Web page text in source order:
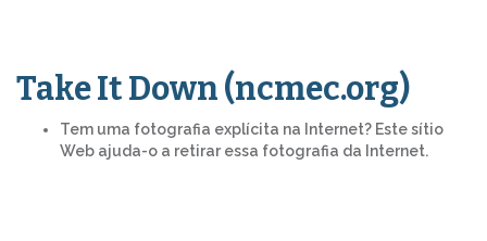
Take It Down (ncmec.org)
Tem uma fotografia explícita na Internet? Este sítio
Web ajuda-o a retirar essa fotografia da Internet.